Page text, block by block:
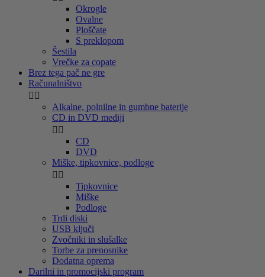
Okrogle
Ovalne
Ploščate
S preklopom
Šestila
Vrečke za copate
Brez tega pač ne gre
Računalništvo
 
Alkalne, polnilne in gumbne baterije
CD in DVD mediji
 
CD
DVD
Miške, tipkovnice, podloge
 
Tipkovnice
Miške
Podloge
Trdi diski
USB ključi
Zvočniki in slušalke
Torbe za prenosnike
Dodatna oprema
Darilni in promocijski program